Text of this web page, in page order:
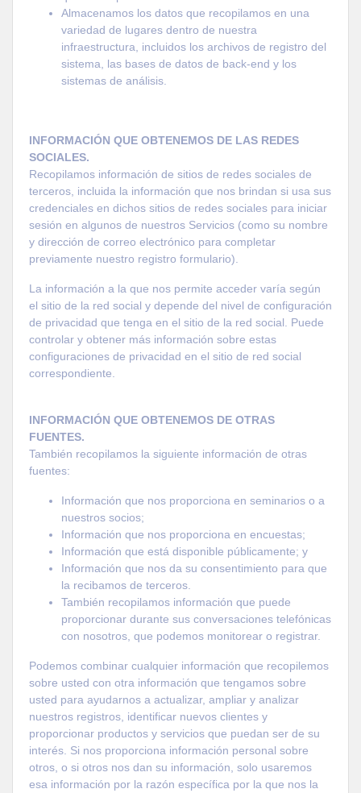
Almacenamos los datos que recopilamos en una
variedad de lugares dentro de nuestra
infraestructura, incluidos los archivos de registro del
sistema, las bases de datos de back-end y los
sistemas de análisis.
INFORMACIÓN QUE OBTENEMOS DE LAS REDES
SOCIALES.
Recopilamos información de sitios de redes sociales de
terceros, incluida la información que nos brindan si usa sus
credenciales en dichos sitios de redes sociales para iniciar
sesión en algunos de nuestros Servicios (como su nombre
y dirección de correo electrónico para completar
previamente nuestro registro formulario).
La información a la que nos permite acceder varía según
el sitio de la red social y depende del nivel de configuración
de privacidad que tenga en el sitio de la red social. Puede
controlar y obtener más información sobre estas
configuraciones de privacidad en el sitio de red social
correspondiente.
INFORMACIÓN QUE OBTENEMOS DE OTRAS
FUENTES.
También recopilamos la siguiente información de otras
fuentes:
Información que nos proporciona en seminarios o a
nuestros socios;
Información que nos proporciona en encuestas;
Información que está disponible públicamente; y
Información que nos da su consentimiento para que
la recibamos de terceros.
También recopilamos información que puede
proporcionar durante sus conversaciones telefónicas
con nosotros, que podemos monitorear o registrar.
Podemos combinar cualquier información que recopilemos
sobre usted con otra información que tengamos sobre
usted para ayudarnos a actualizar, ampliar y analizar
nuestros registros, identificar nuevos clientes y
proporcionar productos y servicios que puedan ser de su
interés. Si nos proporciona información personal sobre
otros, o si otros nos dan su información, solo usaremos
esa información por la razón específica por la que nos la